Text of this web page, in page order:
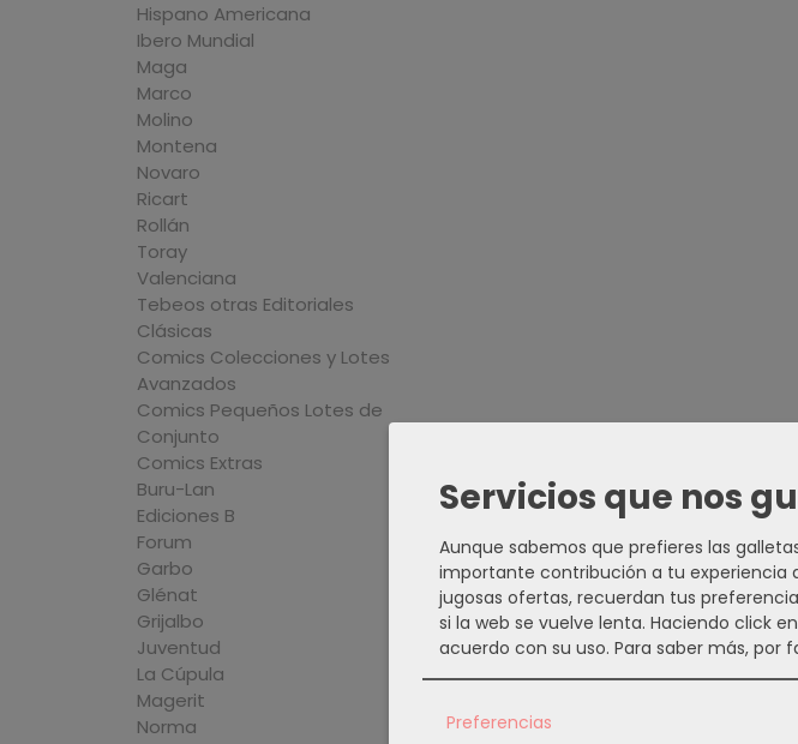
Hispano Americana
Ibero Mundial
Maga
Marco
Molino
Montena
Novaro
Ricart
Rollán
Toray
Valenciana
Tebeos otras Editoriales
Clásicas
Comics Colecciones y Lotes
Avanzados
Comics Pequeños Lotes de
Conjunto
Comics Extras
Buru-Lan
Ediciones B
Forum
Garbo
Glénat
Grijalbo
Juventud
La Cúpula
Magerit
Norma
Servicios que nos
Aunque sabemos que prefieres las
importante contribución a tu experiencia
jugosas ofertas, recuerdan tus
si la web se vuelve lenta. Haciendo click
acuerdo con su uso. Para saber más, por
Preferencias